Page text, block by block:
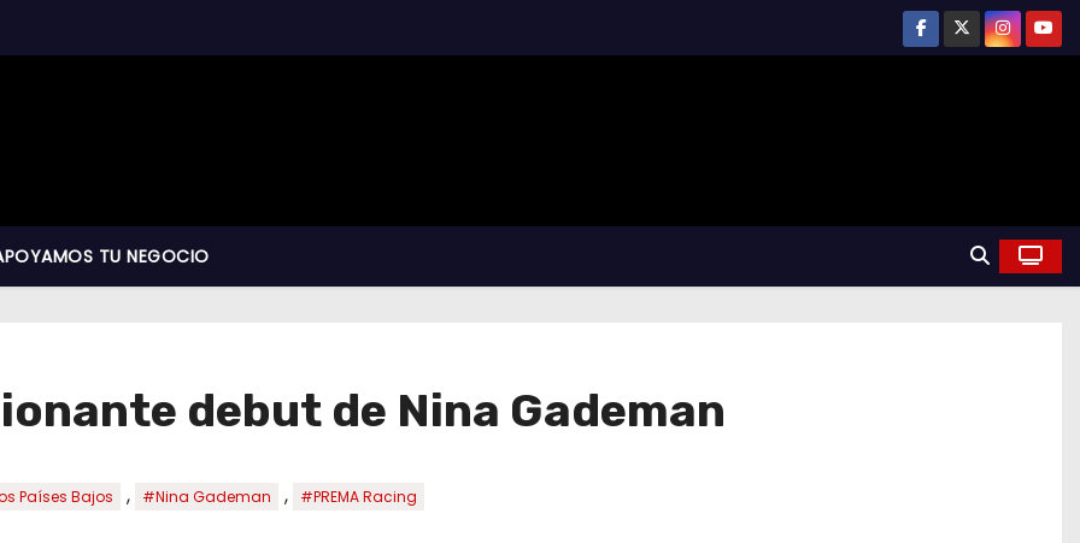
TU NEGOCIO
debut de Nina Gademan
Países Bajos , #Nina Gademan , #PREMA Racing